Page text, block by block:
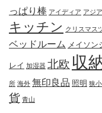
っぱり棒 アイディア アジ
キッチン クリスマス
ベッドルーム メイソン
レイ 加湿器 北欧 収
所 海外 無印良品 照明 狭
貨 青山